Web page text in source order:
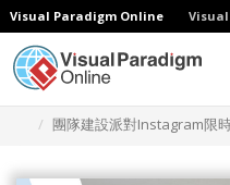
Visual Paradigm Online
團隊建設派對Instagram限